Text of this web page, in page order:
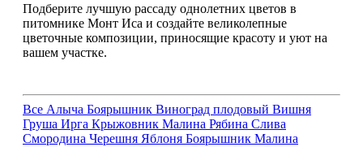
Подберите лучшую рассаду однолетних цветов в
питомнике Монт Иса и создайте великолепные
цветочные композиции, приносящие красоту и уют на
вашем участке.
Все Алыча Боярышник Виноград плодовый Вишня
Груша Ирга Крыжовник Малина Рябина Слива
Смородина Черешня Яблоня Боярышник Малина